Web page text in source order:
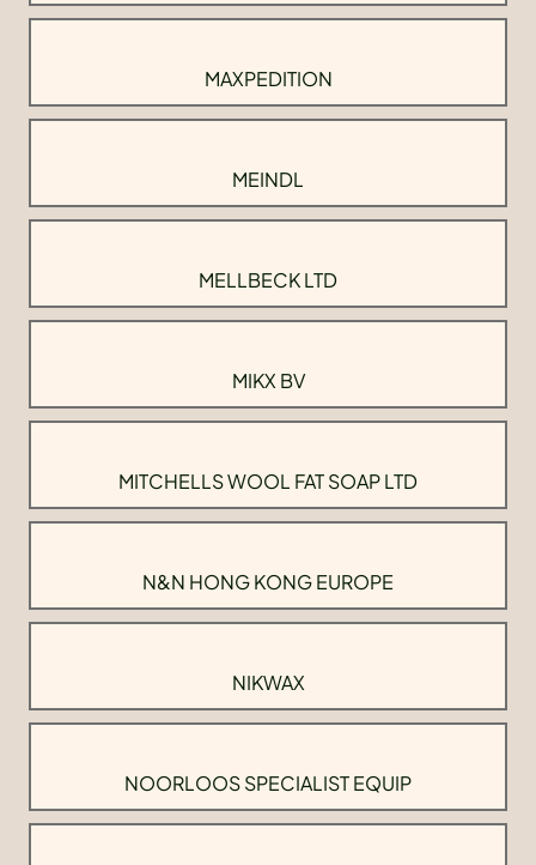
MAXPEDITION
MEINDL
MELLBECK LTD
MIKX BV
MITCHELLS WOOL FAT SOAP LTD
N&N HONG KONG EUROPE
NIKWAX
NOORLOOS SPECIALIST EQUIP